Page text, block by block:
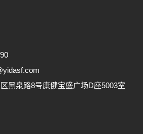
黑泉路8号康健宝盛广场D座5003室